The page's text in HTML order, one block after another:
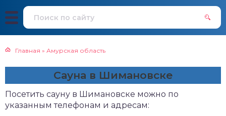
Главная » Амурская область
Сауна в Шимановске
Посетить сауну в Шимановске можно по
указанным телефонам и адресам: